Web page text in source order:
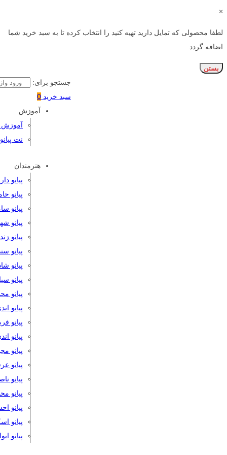
×
لطفا محصولی که تمایل دارید تهیه کنید را انتخاب کرده تا به سبد خرید شما
اضافه گردد
بستن
جستجو برای:
سبد خرید 0
آموزش
آموزش
نت پیانو
هنرمندان
پیانو
پیانو
پیانو
پیانو
پیانو
پیانو
پیانو
پیانو
پیانو
پیانو
پیانو
پیانو
پیانو
پیانو
پیانو
پیانو
پیانو
پیانو
پیانو